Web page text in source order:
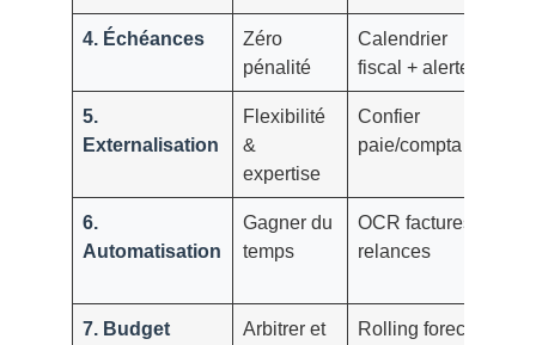
4. Échéances
Zéro
pénalité
Calendrier
fiscal + alertes
5.
Externalisation
Flexibilité
&
expertise
Confier
paie/compta
6.
Automatisation
Gagner du
temps
OCR factures,
relances
7. Budget
Arbitrer et
Rolling forecast